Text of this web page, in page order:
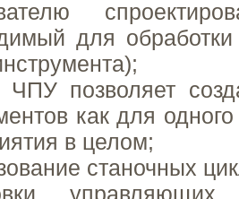
для
ЧПУ позволяет
как для
в целом;
станочных